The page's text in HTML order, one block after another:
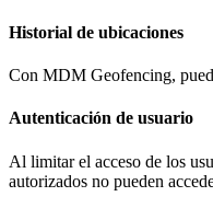
Historial de ubicaciones
Con MDM Geofencing,
Autenticación de usuario
Al limitar el acceso de los
autorizados no pueden